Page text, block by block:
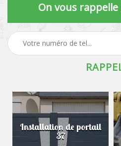
On vous
Installation de portail
37